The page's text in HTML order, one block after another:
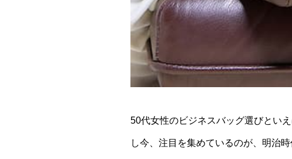
50代女性のビジネスバッグ選びとい
し今、注目を集めているのが、明治